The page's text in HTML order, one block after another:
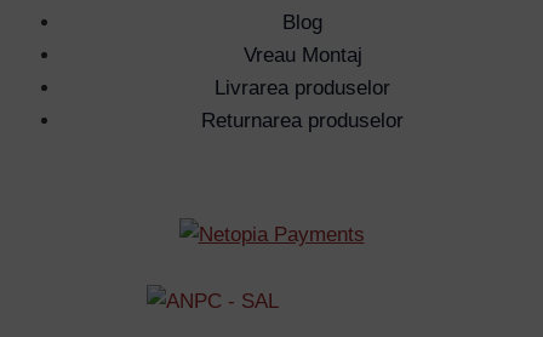
Blog
Vreau Montaj
Livrarea produselor
Returnarea produselor